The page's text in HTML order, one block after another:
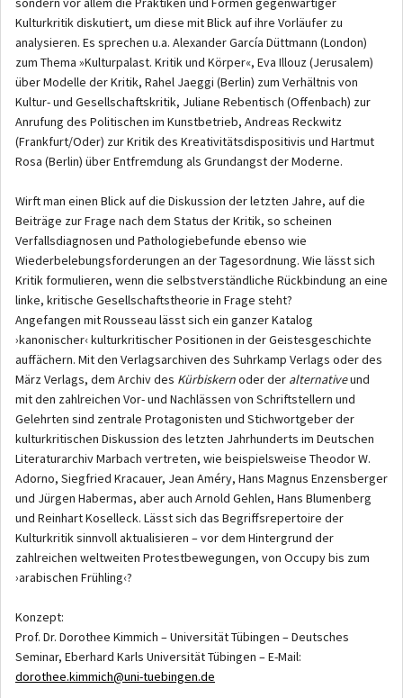
Kulturkritik diskutiert, um diese mit Blick auf ihre Vorläufer zu
analysieren. Es sprechen u.a. Alexander García Düttmann (London)
zum Thema »Kulturpalast. Kritik und Körper«, Eva Illouz (Jerusalem)
über Modelle der Kritik, Rahel Jaeggi (Berlin) zum Verhältnis von
Kultur- und Gesellschaftskritik, Juliane Rebentisch (Offenbach) zur
Anrufung des Politischen im Kunstbetrieb, Andreas Reckwitz
(Frankfurt/Oder) zur Kritik des Kreativitätsdispositivis und Hartmut
Rosa (Berlin) über Entfremdung als Grundangst der Moderne.
Wirft man einen Blick auf die Diskussion der letzten Jahre, auf die
Beiträge zur Frage nach dem Status der Kritik, so scheinen
Verfallsdiagnosen und Pathologiebefunde ebenso wie
Wiederbelebungsforderungen an der Tagesordnung. Wie lässt sich
Kritik formulieren, wenn die selbstverständliche Rückbindung an eine
linke, kritische Gesellschaftstheorie in Frage steht?
Angefangen mit Rousseau lässt sich ein ganzer Katalog
›kanonischer‹ kulturkritischer Positionen in der Geistesgeschichte
auffächern. Mit den Verlagsarchiven des Suhrkamp Verlags oder des
März Verlags, dem Archiv des Kürbiskernoder der alternativeund
mit den zahlreichen Vor- und Nachlässen von Schriftstellern und
Gelehrten sind zentrale Protagonisten und Stichwortgeber der
kulturkritischen Diskussion des letzten Jahrhunderts im Deutschen
Literaturarchiv Marbach vertreten, wie beispielsweise Theodor W.
Adorno, Siegfried Kracauer, Jean Améry, Hans Magnus Enzensberger
und Jürgen Habermas, aber auch Arnold Gehlen, Hans Blumenberg
und Reinhart Koselleck. Lässt sich das Begriffsrepertoire der
Kulturkritik sinnvoll aktualisieren – vor dem Hintergrund der
zahlreichen weltweiten Protestbewegungen, von Occupy bis zum
›arabischen Frühling‹?
Konzept:
Prof. Dr. Dorothee Kimmich – Universität Tübingen – Deutsches
Seminar, Eberhard Karls Universität Tübingen – E-Mail:
dorothee.kimmich@uni-tuebingen.de